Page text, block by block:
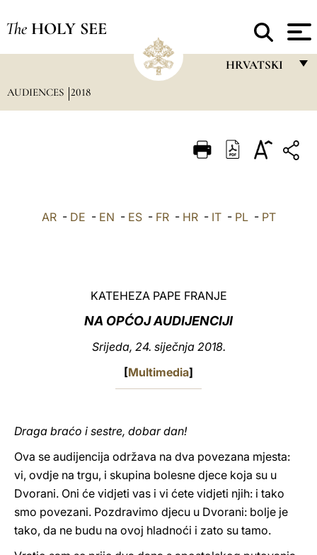
The HOLY SEE
HRVATSKI
ITALIANO
中文
AUDIENCES 2018
AR- DE - EN - ES- FR- HR- IT- PL- PT
KATEHEZA PAPE FRANJE
NA OPĆOJ AUDIJENCIJI
Srijeda, 24. siječnja 2018.
[Multimedia]
Draga braćo i sestre, dobar dan!
Ova se audijencija održava na dva povezana mjesta:
vi, ovdje na trgu, i skupina bolesne djece koja su u
Dvorani. Oni će vidjeti vas i vi ćete vidjeti njih: i tako
smo povezani. Pozdravimo djecu u Dvorani: bolje je
tako, da ne budu na ovoj hladnoći i zato su tamo.